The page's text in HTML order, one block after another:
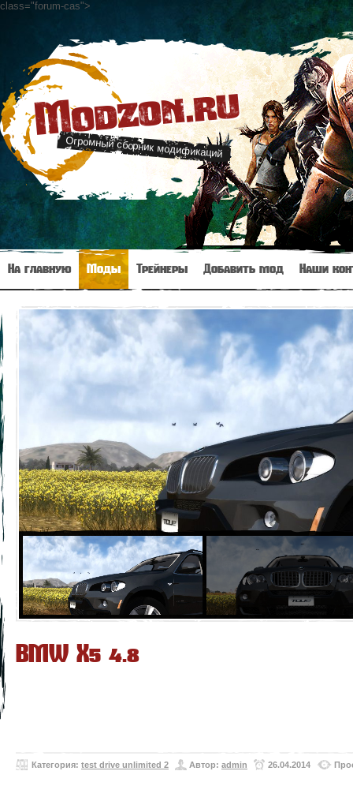
class="forum-cas">
Modzon.ru
Огромный сборник модификаций
На главную Моды Трейнеры Добавить мод Наши
BMW X5 4.8
Категория: test drive unlimited 2 Автор: admin 26.04.2014